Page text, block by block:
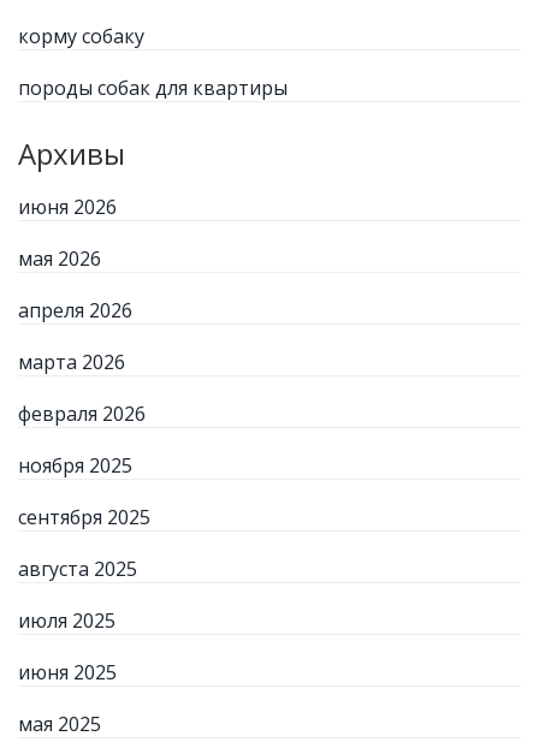
корму собаку
породы собак для квартиры
Архивы
июня 2026
мая 2026
апреля 2026
марта 2026
февраля 2026
ноября 2025
сентября 2025
августа 2025
июля 2025
июня 2025
мая 2025